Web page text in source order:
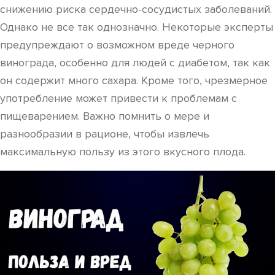
снижению риска сердечно-сосудистых заболеваний.
Однако не все так однозначно. Некоторые эксперты
предупреждают о возможном вреде черного
винограда, особенно для людей с диабетом, так как
он содержит много сахара. Кроме того, чрезмерное
употребление может привести к проблемам с
пищеварением. Важно помнить о мере и
разнообразии в рационе, чтобы извлечь
максимальную пользу из этого вкусного плода.